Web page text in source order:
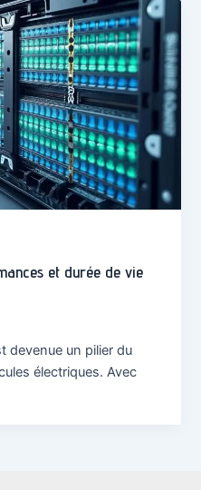
et durée de vie
devenue un pilier du
électriques. Avec